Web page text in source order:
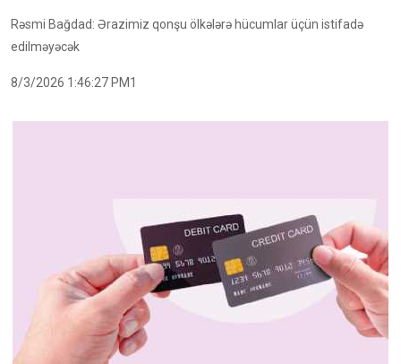
Rəsmi Bağdad: Ərazimiz qonşu ölkələrə hücumlar üçün istifadə
edilməyəcək
8/3/2026 1:46:27 PM1